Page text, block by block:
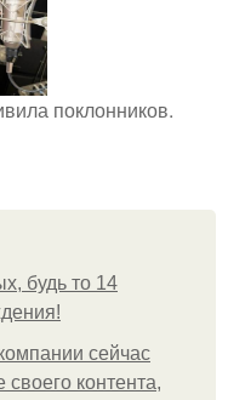
поклонников.
будь то 14
сейчас
контента,